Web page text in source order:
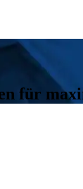
für